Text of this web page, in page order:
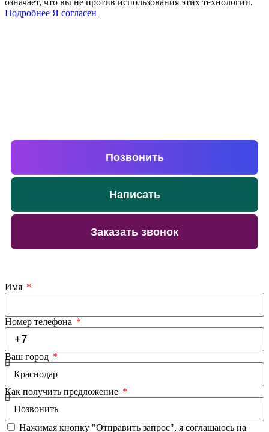
означает, что вы не против использования этих технологий.
Подробнее Я согласен
Позвонить
Написать
Заказать звонок
Имя
Номер телефона
Ваш город
Как получить предложение
Нажимая кнопку "Отправить запрос", я соглашаюсь на